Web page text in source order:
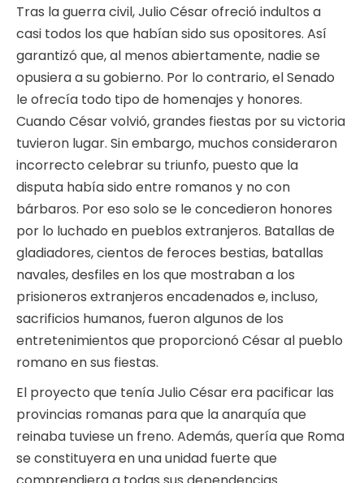
Tras la guerra civil, Julio César ofreció indultos a
casi todos los que habían sido sus opositores. Así
garantizó que, al menos abiertamente, nadie se
opusiera a su gobierno. Por lo contrario, el Senado
le ofrecía todo tipo de homenajes y honores.
Cuando César volvió, grandes fiestas por su victoria
tuvieron lugar. Sin embargo, muchos consideraron
incorrecto celebrar su triunfo, puesto que la
disputa había sido entre romanos y no con
bárbaros. Por eso solo se le concedieron honores
por lo luchado en pueblos extranjeros. Batallas de
gladiadores, cientos de feroces bestias, batallas
navales, desfiles en los que mostraban a los
prisioneros extranjeros encadenados e, incluso,
sacrificios humanos, fueron algunos de los
entretenimientos que proporcionó César al pueblo
romano en sus fiestas.
El proyecto que tenía Julio César era pacificar las
provincias romanas para que la anarquía que
reinaba tuviese un freno. Además, quería que Roma
se constituyera en una unidad fuerte que